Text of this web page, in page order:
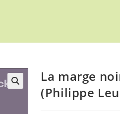
La marge
(Philippe